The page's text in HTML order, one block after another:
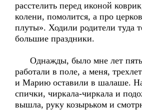
расстелить перед иконой
колени, помолится, а про
плуты». Ходили родители туда
большие праздники.
Однажды, было мне лет
работали в поле, а меня,
и Марию оставили в шалаше.
спички, чиркала-чиркала и
вышла, руку козырьком и